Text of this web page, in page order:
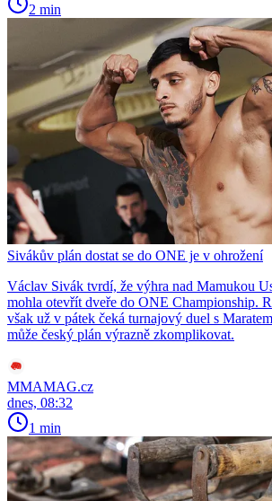
2 min
Sivákův plán dostat se do ONE je v ohrožení
Václav Sivák tvrdí, že výhra nad Mamukou
mohla otevřít dveře do ONE Championship.
však už v pátek čeká turnajový duel s
může český plán výrazně zkomplikovat.
MMAMAG.cz
dnes, 08:32
1 min